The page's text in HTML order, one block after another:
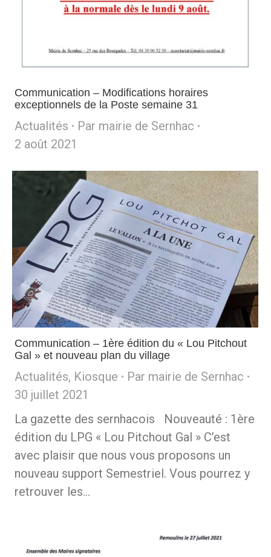
Communication – Modifications horaires
exceptionnels de la Poste semaine 31
Actualités Par mairie de Sernhac
2 août 2021
Communication – 1ère édition du « Lou Pitchout
Gal » et nouveau plan du village
Actualités, Kiosque Par mairie de Sernhac
30 juillet 2021
La gazette des sernhacois Nouveauté : 1ère
édition du LPG « Lou Pitchout Gal » C’est
avec plaisir que nous vous proposons un
nouveau support Semestriel. Vous pourrez y
retrouver les…